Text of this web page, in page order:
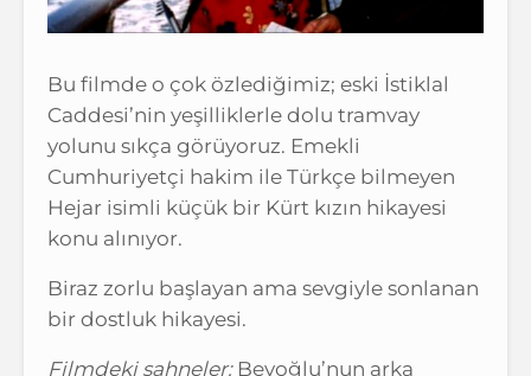
Bu filmde o çok özlediğimiz; eski İstiklal
Caddesi’nin yeşilliklerle dolu tramvay
yolunu sıkça görüyoruz. Emekli
Cumhuriyetçi hakim ile Türkçe bilmeyen
Hejar isimli küçük bir Kürt kızın hikayesi
konu alınıyor.
Biraz zorlu başlayan ama sevgiyle sonlanan
bir dostluk hikayesi.
Filmdeki sahneler:Beyoğlu’nun arka